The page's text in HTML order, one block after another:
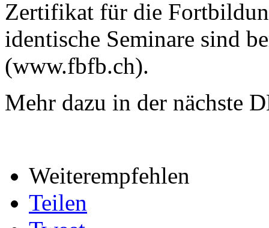
Zertifikat für die
identische Seminare sind
(www.fbfb.ch).
Mehr dazu in der nächste
Weiterempfehlen
Teilen